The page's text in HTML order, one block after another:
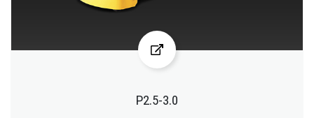
P2.5-3.0